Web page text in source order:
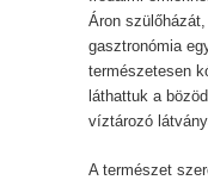
Áron
gasztronómia
természetesen
láthattuk a
víztározó
A természet